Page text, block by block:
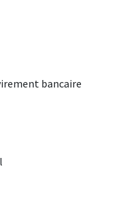
bancaire